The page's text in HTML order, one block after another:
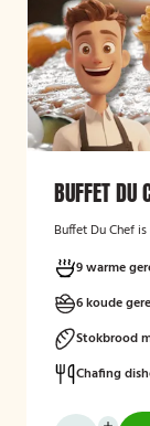
BUFFET DU
Buffet Du Chef
9 warme
6 koude
Stokbrood
Chafing